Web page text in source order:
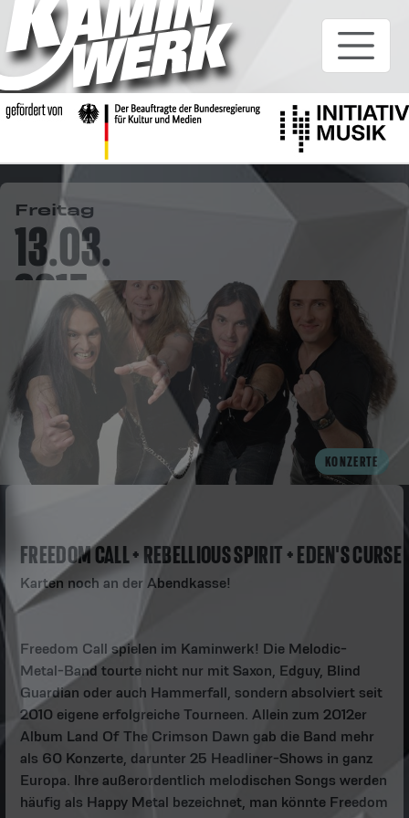
Freitag
13.03.
2015
KONZERTE
FREEDOM CALL + REBELLIOUS SPIRIT + EDEN'S CURSE
Karten noch an der Abendkasse!
Freedom Call spielen im Kaminwerk! Die Melodic-
Metal-Band tourte nicht nur mit Saxon, Edguy, Blind
Guardian oder auch Hammerfall, sondern absolviert seit
2010 eigene erfolgreiche Tourneen. Allein zum 2012er
Album Land Of The Crimson Dawn gab die Band mehr
als 60 Konzerte, darunter 25 Headliner-Shows in ganz
Europa. Ihre außerordentlich melodischen Songs werden
häufig als Happy Metal bezeichnet, man könnte Freedom